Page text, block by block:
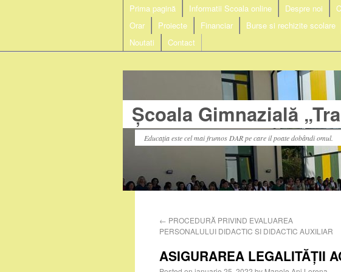
Prima pagină Informatii Scoala online Despre noi
Orar
Proiecte Financiar Burse si rechizite scolare
Noutati
Contact
Școala Gimnazială
Educația este cel mai frumos DAR pe care il poate dobândi omul.
← PROCEDURĂ PRIVIND EVALUAREA
PERSONALULUI DIDACTIC SI DIDACTIC AUXILIAR
ASIGURAREA LEGALITĂȚII